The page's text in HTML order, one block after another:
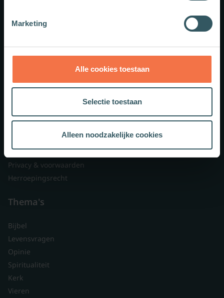
Marketing
Alle cookies toestaan
Selectie toestaan
Alleen noodzakelijke cookies
Schrijf je in voor onze nieuwsbrief.
Lid worden
Nieuwsbrieven
Branded content
Privacy & voorwaarden
Herroepingsrecht
Thema's
Bijbel
Levensvragen
Opinie
Spiritualiteit
Kerk
Vieren